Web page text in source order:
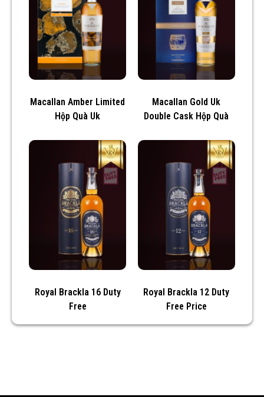
Macallan Amber Limited
Hộp Quà Uk
Macallan Gold Uk
Double Cask Hộp Quà
Royal Brackla 16 Duty
Free
Royal Brackla 12 Duty
Free Price